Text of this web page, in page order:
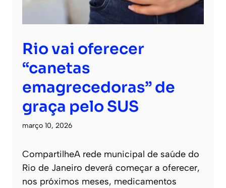
Rio vai oferecer
“canetas
emagrecedoras” de
graça pelo SUS
março 10, 2026
CompartilheA rede municipal de saúde do
Rio de Janeiro deverá começar a oferecer,
nos próximos meses, medicamentos